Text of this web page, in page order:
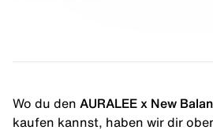
Wo du den AURALEE x New
kaufen kannst, haben wir dir